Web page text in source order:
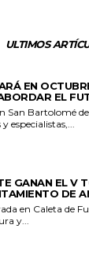
ULTIMOS
EN
EL
San Bartolomé
especialistas,...
GANAN EL V
DE
en Caleta de
y...